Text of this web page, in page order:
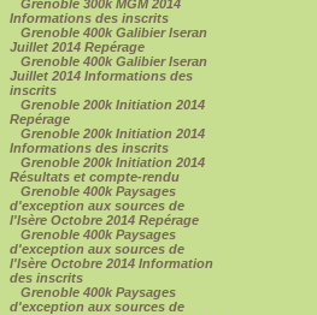
Grenoble 300k MGM 2014
Informations des inscrits
Grenoble 400k Galibier Iseran
Juillet 2014 Repérage
Grenoble 400k Galibier Iseran
Juillet 2014 Informations des
inscrits
Grenoble 200k Initiation 2014
Repérage
Grenoble 200k Initiation 2014
Informations des inscrits
Grenoble 200k Initiation 2014
Résultats et compte-rendu
Grenoble 400k Paysages
d'exception aux sources de
l'Isère Octobre 2014 Repérage
Grenoble 400k Paysages
d'exception aux sources de
l'Isère Octobre 2014 Information
des inscrits
Grenoble 400k Paysages
d'exception aux sources de